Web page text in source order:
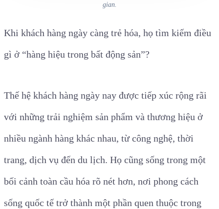
gian.
Khi khách hàng ngày càng trẻ hóa, họ tìm kiếm điều
gì ở “hàng hiệu trong bất động sản”?
Thế hệ khách hàng ngày nay được tiếp xúc rộng rãi
với những trải nghiệm sản phẩm và thương hiệu ở
nhiều ngành hàng khác nhau, từ công nghệ, thời
trang, dịch vụ đến du lịch. Họ cũng sống trong một
bối cảnh toàn cầu hóa rõ nét hơn, nơi phong cách
sống quốc tế trở thành một phần quen thuộc trong